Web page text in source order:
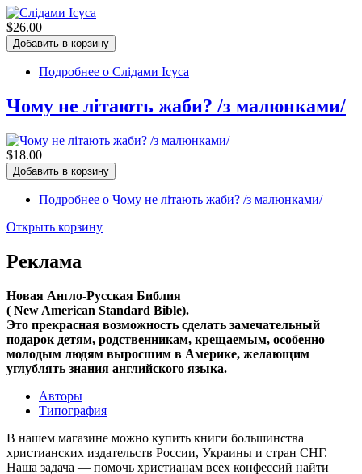
$26.00
Подробнее о Слідами Ісуса
Чому не літають жаби? /з малюнками/
$18.00
Подробнее о Чому не літають жаби? /з малюнками/
Открыть корзину
Реклама
Новая Англо-Русская Библия
( New American Standard Bible).
Это прекрасная возможность cделать замечательный
подарок детям, родственникам, крещаемым, особенно
молодым людям выросшим в Америке, желающим
углублять знания английского языка.
Авторы
Типография
В нашем магазине можно купить книги большинства
христианских издательств России, Украины и стран СНГ.
Наша задача — помочь христианам всех конфессий найти